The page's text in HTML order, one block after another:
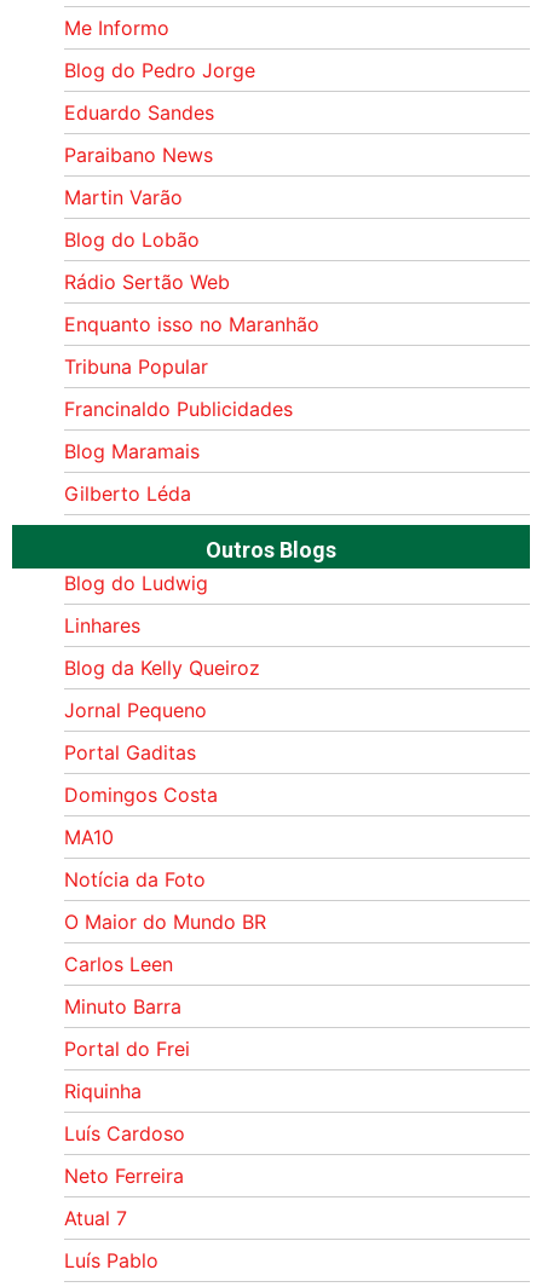
Me Informo
Blog do Pedro Jorge
Eduardo Sandes
Paraibano News
Martin Varão
Blog do Lobão
Rádio Sertão Web
Enquanto isso no Maranhão
Tribuna Popular
Francinaldo Publicidades
Blog Maramais
Gilberto Léda
Outros Blogs
Blog do Ludwig
Linhares
Blog da Kelly Queiroz
Jornal Pequeno
Portal Gaditas
Domingos Costa
MA10
Notícia da Foto
O Maior do Mundo BR
Carlos Leen
Minuto Barra
Portal do Frei
Riquinha
Luís Cardoso
Neto Ferreira
Atual 7
Luís Pablo